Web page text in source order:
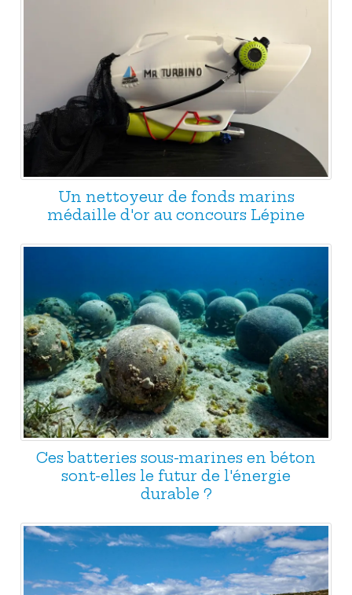
Un nettoyeur de fonds marins
médaille d'or au concours Lépine
Ces batteries sous-marines en béton
sont-elles le futur de l'énergie
durable ?